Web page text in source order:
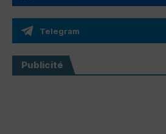
Telegram
Publicité